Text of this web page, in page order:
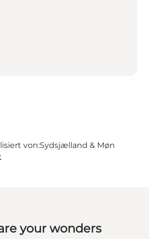
von:Sydsjælland & Møn
your wonders